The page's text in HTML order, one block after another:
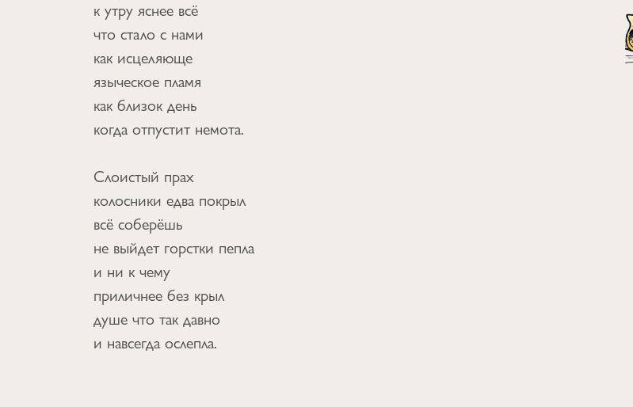
к утру яснее всё
что стало с нами
как исцеляюще
языческое пламя
как близок день
когда отпустит немота.
Слоистый прах
колосники едва покрыл
всё соберёшь
не выйдет горстки пепла
и ни к чему
приличнее без крыл
душе что так давно
и навсегда ослепла.